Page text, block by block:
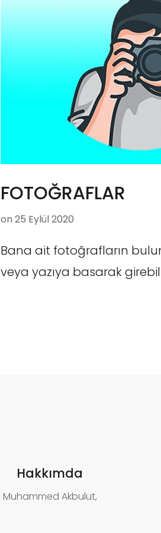
FOTOĞRAFLAR
on 25 Eylül 2020
Bana ait fotoğrafların
veya yazıya basarak
Hakkımda
Muhammed Akbulut,